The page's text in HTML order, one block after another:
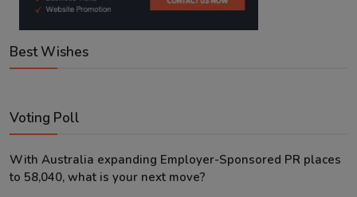
Best Wishes
Voting Poll
With Australia expanding Employer-Sponsored PR places
to 58,040, what is your next move?